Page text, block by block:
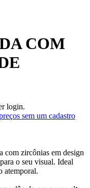
COM
login.
sem um cadastro
com zircônias em design
o seu visual. Ideal
atemporal.